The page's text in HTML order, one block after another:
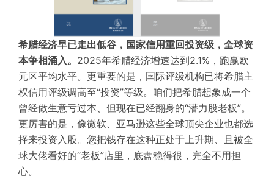
希腊经济早已走出低谷，国家信用重回投资级，全球资
本争相涌入。 2025年希腊经济增速达到2.1%，跑赢欧
元区平均水平。更重要的是，国际评级机构已将希腊主
权信用评级调高至“投资”等级。咱们把希腊想象成一个
曾经做生意亏过本、但现在已经翻身的“潜力股老板”。
更厉害的是，像微软、亚马逊这些全球顶尖企业也都选
择来投资入股。您把钱存在这种正处于上升期、且被全
球大佬看好的“老板”店里，底盘稳得很，完全不用担
心。